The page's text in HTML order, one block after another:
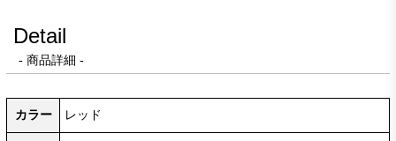
Detail
- 商品詳細 -
カラー レッド